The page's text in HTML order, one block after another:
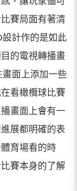
賽局面有著清
計作的是如此
的電視轉播畫
面上添加一些
看橄欖球比賽
畫面上會有一
展都明確的表
育場看的時
賽本身的了解